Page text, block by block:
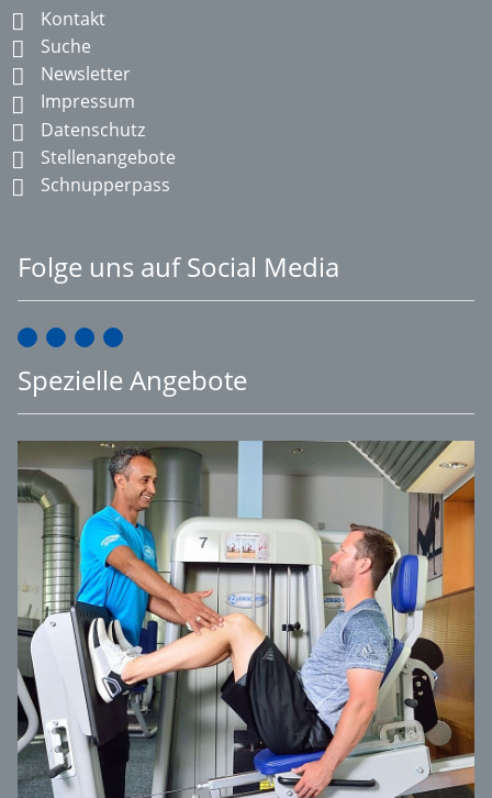
Kontakt
Suche
Newsletter
Impressum
Datenschutz
Stellenangebote
Schnupperpass
Folge uns auf Social Media
Spezielle Angebote